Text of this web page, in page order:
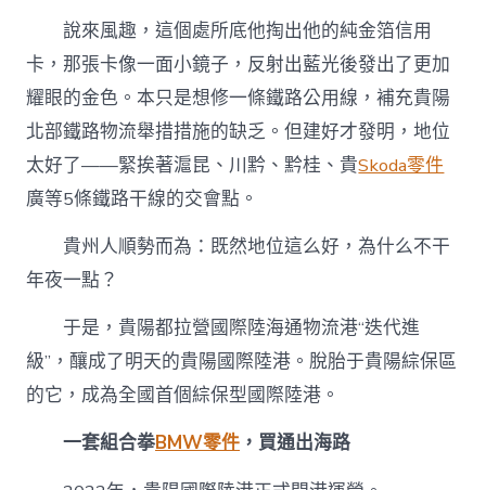
說來風趣，這個處所底他掏出他的純金箔信用
卡，那張卡像一面小鏡子，反射出藍光後發出了更加
耀眼的金色。本只是想修一條鐵路公用線，補充貴陽
北部鐵路物流舉措措施的缺乏。但建好才發明，地位
太好了——緊挨著滬昆、川黔、黔桂、貴Skoda零件
廣等5條鐵路干線的交會點。
貴州人順勢而為：既然地位這么好，為什么不干
年夜一點？
于是，貴陽都拉營國際陸海通物流港“迭代進
級”，釀成了明天的貴陽國際陸港。脫胎于貴陽綜保區
的它，成為全國首個綜保型國際陸港。
一套組合拳BMW零件 ，買通出海路